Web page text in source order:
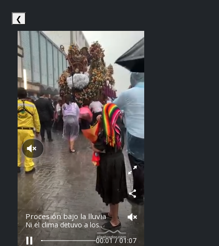
❮
Reproducir sonido
Procesión bajo la lluvia
Ni el clima detuvo a los
feligreses en el recorrido del
Divino Salvador del Mundo.00:04 / 01:07